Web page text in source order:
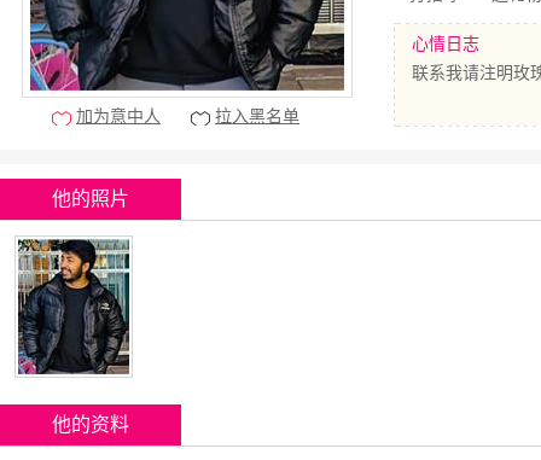
心情日志
联系我请注明玫
加为意中人 拉入黑名单
他的照片
他的资料